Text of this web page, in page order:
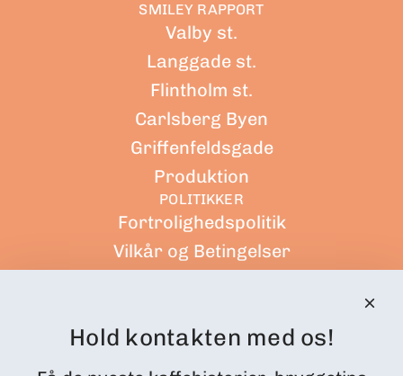
SMILEY RAPPORT
Valby st.
Langgade st.
Flintholm st.
Carlsberg Byen
Griffenfeldsgade
Produktion
POLITIKKER
Fortrolighedspolitik
Vilkår og Betingelser
Servicevilkår
Hold kontakten med os!